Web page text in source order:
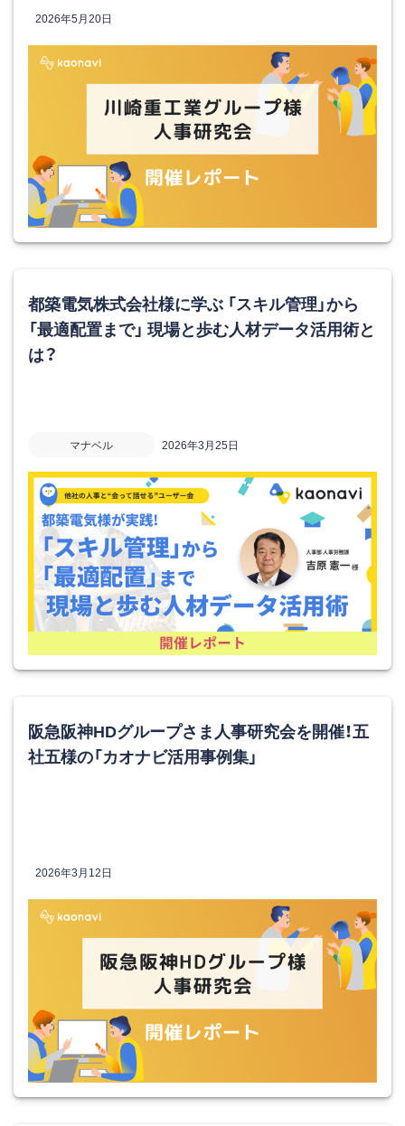
2026年5月20日
都築電気株式会社様に学ぶ 「スキル管理」から
「最適配置まで」 現場と歩む人材データ活用術と
は？
マナベル 2026年3月25日
阪急阪神HDグループさま人事研究会を開催！五
社五様の「カオナビ活用事例集」
2026年3月12日